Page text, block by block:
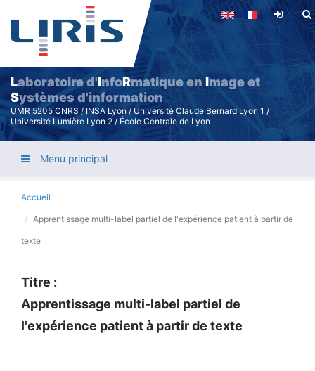
Aller
contenu
principal
Laboratoire d'InfoRmatique en Image et
Systèmes d'information
UMR 5205 CNRS / INSA Lyon / Université Claude Bernard Lyon 1 /
Université Lumière Lyon 2 / École Centrale de Lyon
Menu principal
Accueil
Apprentissage multi-label partiel de l'expérience patient à partir de
texte
Titre :
Apprentissage multi-label partiel de
l'expérience patient à partir de texte